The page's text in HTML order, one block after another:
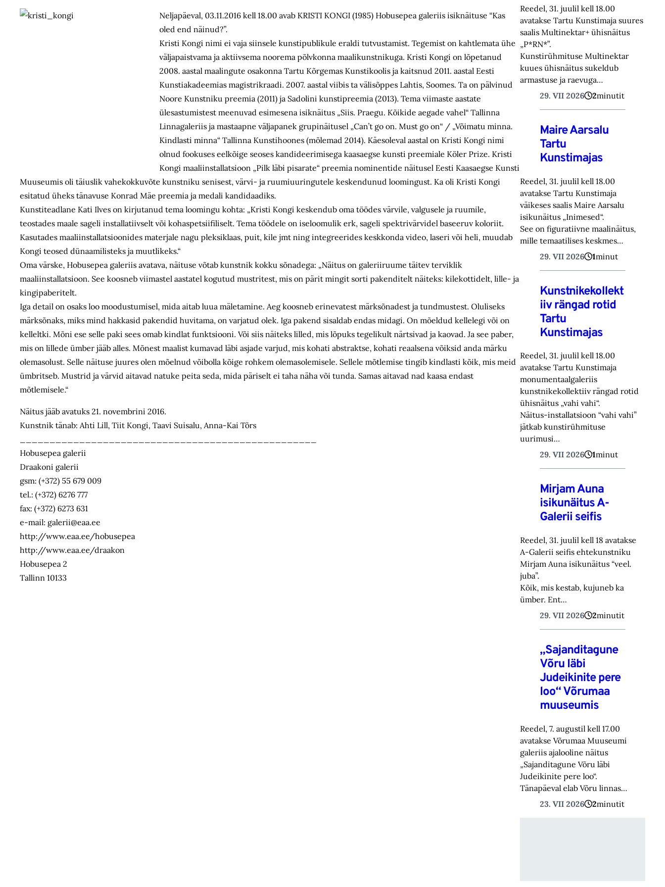
Neljapäeval, 03.11.2016 kell 18.00 avab KRISTI KONGI (1985) Hobusepea galeriis isiknäituse “Kas
oled end näinud?”.
Kristi Kongi nimi ei vaja siinsele kunstipublikule eraldi tutvustamist. Tegemist on kahtlemata ühe
väljapaistvama ja aktiivsema noorema põlvkonna maalikunstnikuga. Kristi Kongi on lõpetanud
2008. aastal maalingute osakonna Tartu Kõrgemas Kunstikoolis ja kaitsnud 2011. aastal Eesti
Kunstiakadeemias magistrikraadi. 2007. aastal viibis ta välisõppes Lahtis, Soomes. Ta on pälvinud
Noore Kunstniku preemia (2011) ja Sadolini kunstipreemia (2013). Tema viimaste aastate
ülesastumistest meenuvad esimesena isiknäitus „Siis. Praegu. Kõikide aegade vahel“ Tallinna
Linnagaleriis ja mastaapne väljapanek grupinäitusel „Can’t go on. Must go on“ / „Võimatu minna.
Kindlasti minna“ Tallinna Kunstihoones (mõlemad 2014). Käesoleval aastal on Kristi Kongi nimi
olnud fookuses eelkõige seoses kandideerimisega kaasaegse kunsti preemiale Köler Prize. Kristi
Kongi maaliinstallatsioon „Pilk läbi pisarate“ preemia nominentide näitusel Eesti Kaasaegse Kunsti
Muuseumis oli täiuslik vahekokkuvõte kunstniku senisest, värvi- ja ruumiuuringutele keskendunud loomingust. Ka oli Kristi Kongi
esitatud üheks tänavuse Konrad Mäe preemia ja medali kandidaadiks.
Kunstiteadlane Kati Ilves on kirjutanud tema loomingu kohta: „Kristi Kongi keskendub oma töödes värvile, valgusele ja ruumile,
teostades maale sageli installatiivselt või kohaspetsiifiliselt. Tema töödele on iseloomulik erk, sageli spektrivärvidel baseeruv koloriit.
Kasutades maaliinstallatsioonides materjale nagu pleksiklaas, puit, kile jmt ning integreerides keskkonda video, laseri või heli, muudab
Kongi teosed dünaamilisteks ja muutlikeks.“
Oma värske, Hobusepea galeriis avatava, näituse võtab kunstnik kokku sõnadega: „Näitus on galeriiruume täitev terviklik
maaliinstallatsioon. See koosneb viimastel aastatel kogutud mustritest, mis on pärit mingit sorti pakenditelt näiteks: kilekottidelt, lille- ja
kingipaberitelt.
Iga detail on osaks loo moodustumisel, mida aitab luua mäletamine. Aeg koosneb erinevatest märksõnadest ja tundmustest. Oluliseks
märksõnaks, miks mind hakkasid pakendid huvitama, on varjatud olek. Iga pakend sisaldab endas midagi. On mõeldud kellelegi või on
kelleltki. Mõni ese selle paki sees omab kindlat funktsiooni. Või siis näiteks lilled, mis lõpuks tegelikult närtsivad ja kaovad. Ja see paber,
mis on lillede ümber jääb alles. Mõnest maalist kumavad läbi asjade varjud, mis kohati abstraktse, kohati reaalsena võiksid anda märku
olemasolust. Selle näituse juures olen mõelnud võibolla kõige rohkem olemasolemisele. Sellele mõtlemise tingib kindlasti kõik, mis meid
ümbritseb. Mustrid ja värvid aitavad natuke peita seda, mida päriselt ei taha näha või tunda. Samas aitavad nad kaasa endast
mõtlemisele.“
Näitus jääb avatuks 21. novembrini 2016.
Kunstnik tänab: Ahti Lill, Tiit Kongi, Taavi Suisalu, Anna-Kai Tõrs
Hobusepea galerii
Draakoni galerii
gsm: (+372) 55 679 009
tel.: (+372) 6276 777
fax: (+372) 6273 631
e-mail: galerii@eaa.ee
http://www.eaa.ee/hobusepea
http://www.eaa.ee/draakon
Hobusepea 2
Tallinn 10133
Reedel, 31. juulil kell 18.00
avatakse Tartu Kunstimaja suures
saalis Multinektar+ ühisnäitus
„P*RN*”.
Kunstirühmituse Multinektar
kuues ühisnäitus sukeldub
armastuse ja raevuga…
29. VII 2026
2minutit
Maire Aarsalu
Tartu
Kunstimajas
Reedel, 31. juulil kell 18.00
avatakse Tartu Kunstimaja
väikeses saalis Maire Aarsalu
isikunäitus „Inimesed“.
See on figuratiivne maalinäitus,
mille temaatilises keskmes…
29. VII 2026
1minut
Kunstnikekollekt
iiv rängad rotid
Tartu
Kunstimajas
Reedel, 31. juulil kell 18.00
avatakse Tartu Kunstimaja
monumentaalgaleriis
kunstnikekollektiiv rängad rotid
ühisnäitus „vahi vahi“.
Näitus-installatsioon “vahi vahi”
jätkab kunstirühmituse
uurimusi…
29. VII 2026
1minut
Mirjam Auna
isikunäitus A-
Galerii seifis
Reedel, 31. juulil kell 18 avatakse
A-Galerii seifis ehtekunstniku
Mirjam Auna isikunäitus “veel.
juba”.
Kõik, mis kestab, kujuneb ka
ümber. Ent…
29. VII 2026
2minutit
„Sajanditagune
Võru läbi
Judeikinite pere
loo“ Võrumaa
muuseumis
Reedel, 7. augustil kell 17.00
avatakse Võrumaa Muuseumi
galeriis ajalooline näitus
„Sajanditagune Võru läbi
Judeikinite pere loo“.
Tänapäeval elab Võru linnas…
23. VII 2026
2minutit